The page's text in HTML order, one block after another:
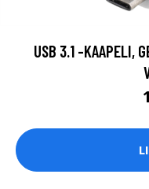
USB 3.1 -KAAPELI,